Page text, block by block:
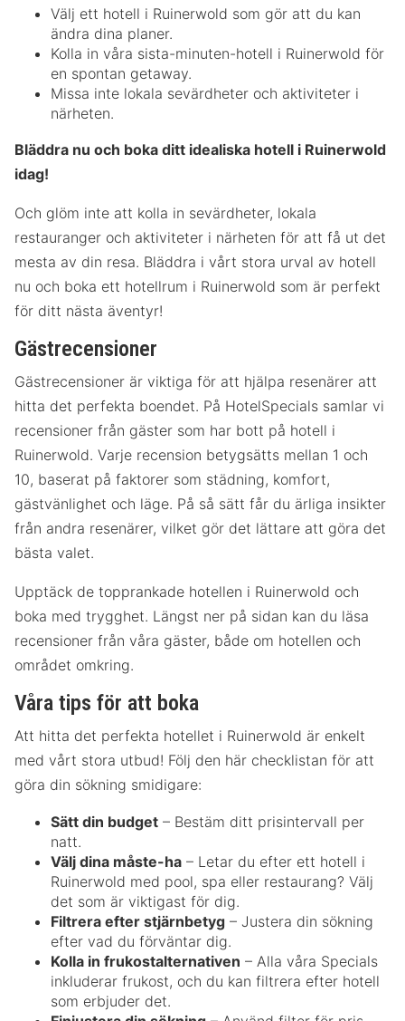
Välj ett hotell i Ruinerwold som gör att du kan
ändra dina planer.
Kolla in våra sista-minuten-hotell i Ruinerwold för
en spontan getaway.
Missa inte lokala sevärdheter och aktiviteter i
närheten.
Bläddra nu och boka ditt idealiska hotell i Ruinerwold
idag!
Och glöm inte att kolla in sevärdheter, lokala
restauranger och aktiviteter i närheten för att få ut det
mesta av din resa. Bläddra i vårt stora urval av hotell
nu och boka ett hotellrum i Ruinerwold som är perfekt
för ditt nästa äventyr!
Gästrecensioner
Gästrecensioner är viktiga för att hjälpa resenärer att
hitta det perfekta boendet. På HotelSpecials samlar vi
recensioner från gäster som har bott på hotell i
Ruinerwold. Varje recension betygsätts mellan 1 och
10, baserat på faktorer som städning, komfort,
gästvänlighet och läge. På så sätt får du ärliga insikter
från andra resenärer, vilket gör det lättare att göra det
bästa valet.
Upptäck de topprankade hotellen i Ruinerwold och
boka med trygghet. Längst ner på sidan kan du läsa
recensioner från våra gäster, både om hotellen och
området omkring.
Våra tips för att boka
Att hitta det perfekta hotellet i Ruinerwold är enkelt
med vårt stora utbud! Följ den här checklistan för att
göra din sökning smidigare:
Sätt din budget – Bestäm ditt prisintervall per
natt.
Välj dina måste-ha – Letar du efter ett hotell i
Ruinerwold med pool, spa eller restaurang? Välj
det som är viktigast för dig.
Filtrera efter stjärnbetyg – Justera din sökning
efter vad du förväntar dig.
Kolla in frukostalternativen – Alla våra Specials
inkluderar frukost, och du kan filtrera efter hotell
som erbjuder det.